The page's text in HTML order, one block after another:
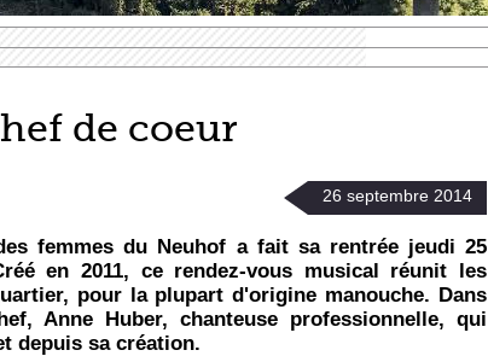
de coeur
26 septembre 2014
femmes du Neuhof a fait sa rentrée jeudi 25
en 2011, ce rendez-vous musical réunit les
pour la plupart d'origine manouche. Dans
Anne Huber, chanteuse professionnelle, qui
depuis sa création.